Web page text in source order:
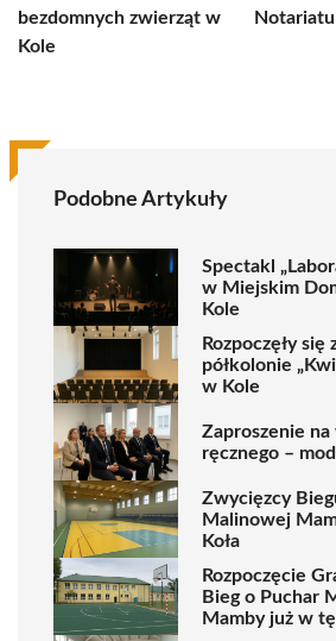
bezdomnych zwierząt w
Kole
Podobne Artykuły
Spectakl
w Miejskim
Kole
Rozpoczęły się
półkolonie
w Kole
Zaproszenie
ręcznego –
Zwycięzcy
Malinowej
Koła
Rozpoczęcie
Bieg o Puchar
Mamby już w